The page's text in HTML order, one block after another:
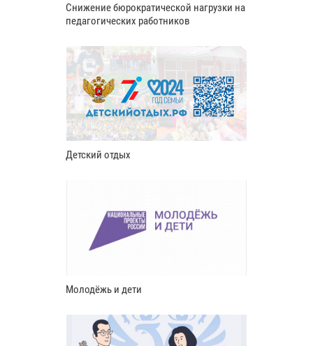
Снижение бюрократической нагрузки на
педагогических работников
Детский отдых
Молодёжь и дети